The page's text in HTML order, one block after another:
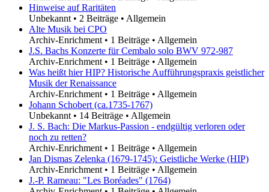
Hinweise auf Raritäten
Unbekannt • 2 Beiträge • Allgemein
Alte Musik bei CPO
Archiv-Enrichment • 1 Beiträge • Allgemein
J.S. Bachs Konzerte für Cembalo solo BWV 972-987
Archiv-Enrichment • 1 Beiträge • Allgemein
Was heißt hier HIP? Historische Aufführungspraxis geistlicher
Musik der Renaissance
Archiv-Enrichment • 1 Beiträge • Allgemein
Johann Schobert (ca.1735-1767)
Unbekannt • 14 Beiträge • Allgemein
J. S. Bach: Die Markus-Passion - endgültig verloren oder
noch zu retten?
Archiv-Enrichment • 1 Beiträge • Allgemein
Jan Dismas Zelenka (1679-1745): Geistliche Werke (HIP)
Archiv-Enrichment • 1 Beiträge • Allgemein
J.-P. Rameau: "Les Boréades" (1764)